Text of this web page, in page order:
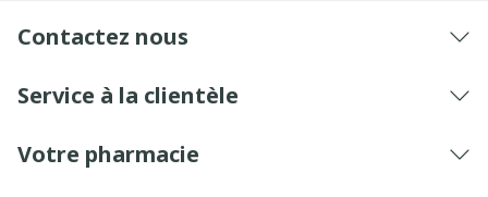
Contactez nous
Service à la clientèle
Votre pharmacie